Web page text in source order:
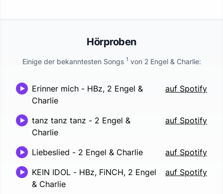
Hörproben
Einige der bekanntesten Songs 1 von 2 Engel & Charlie:
Erinner mich - HBz, 2 Engel &
Charlie
auf Spotify
tanz tanz tanz - 2 Engel &
Charlie
auf Spotify
Liebeslied - 2 Engel & Charlie
auf Spotify
KEIN IDOL - HBz, FiNCH, 2 Engel
& Charlie
auf Spotify